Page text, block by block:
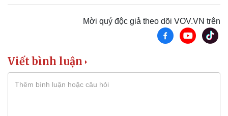
Mời quý độc giả theo dõi VOV.VN trên
Viết bình luận